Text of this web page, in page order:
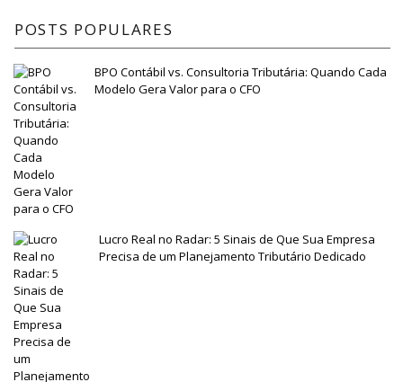
POSTS POPULARES
BPO Contábil vs. Consultoria Tributária: Quando Cada
Modelo Gera Valor para o CFO
Lucro Real no Radar: 5 Sinais de Que Sua Empresa
Precisa de um Planejamento Tributário Dedicado